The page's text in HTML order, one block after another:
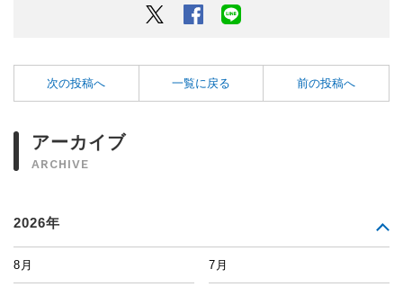
Twitter Facebook
次の投稿へ 一覧に戻る 前の投稿へ
アーカイブ
ARCHIVE
2026年
8月 7月